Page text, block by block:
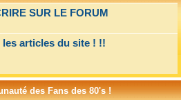
h
h
e
SUR LE FORUM
articles du site ! !!
des Fans des 80's !